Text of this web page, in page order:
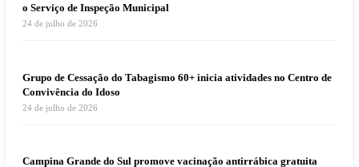
o Serviço de Inspeção Municipal
24 de julho de 2026
Grupo de Cessação do Tabagismo 60+ inicia atividades no Centro de
Convivência do Idoso
24 de julho de 2026
Campina Grande do Sul promove vacinação antirrábica gratuita